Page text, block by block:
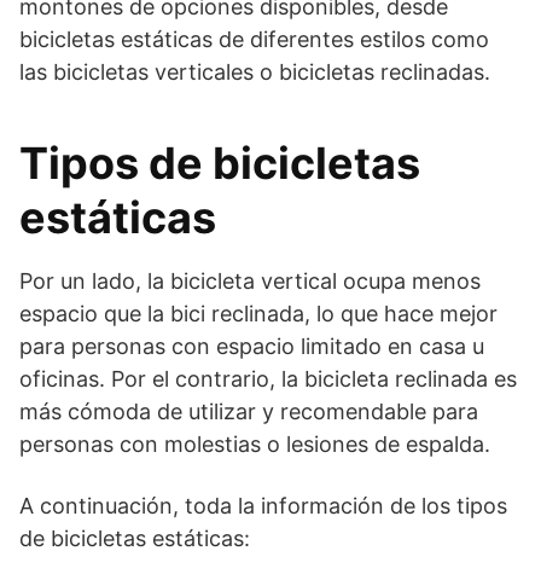
montones de opciones disponibles, desde
bicicletas estáticas de diferentes estilos como
las bicicletas verticales o bicicletas reclinadas.
Tipos de bicicletas
estáticas
Por un lado, la bicicleta vertical ocupa menos
espacio que la bici reclinada, lo que hace mejor
para personas con espacio limitado en casa u
oficinas. Por el contrario, la bicicleta reclinada es
más cómoda de utilizar y recomendable para
personas con molestias o lesiones de espalda.
A continuación, toda la información de los tipos
de bicicletas estáticas: